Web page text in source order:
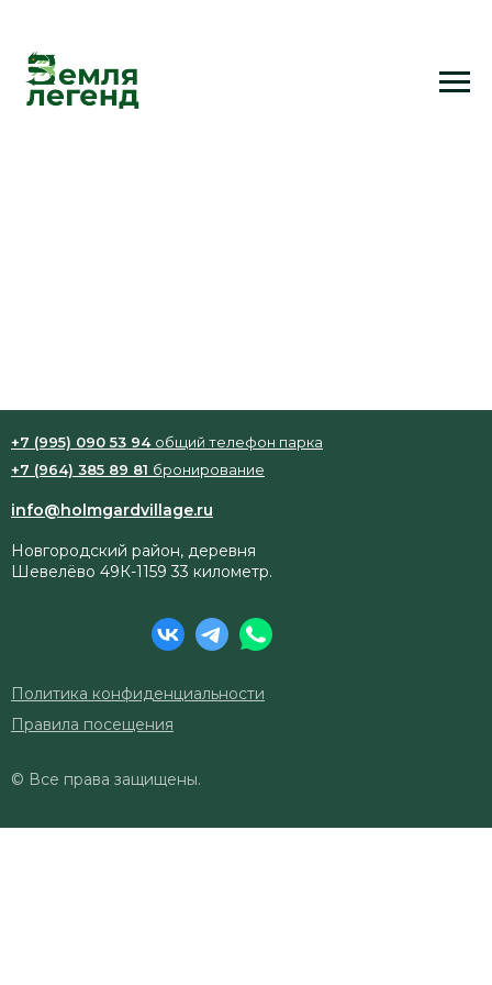
Надувная утка плавательная
Политика конфиденциальности
© Все права защищены.
Новгородский район, деревня
Шевелёво 49К-1159 33 километр.
+7 (995) 090 53 94 общий телефон парка
+7 (964) 385 89 81 бронирование
info@holmgardvillage.ru
Правила посещения